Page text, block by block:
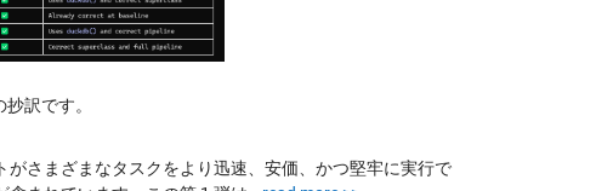
訳です。
がさまざまなタスクをより迅速、安価、かつ堅牢に実行で